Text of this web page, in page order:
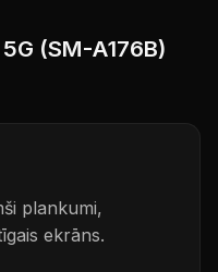
(SM-A176B)
plankumi,
ekrāns.